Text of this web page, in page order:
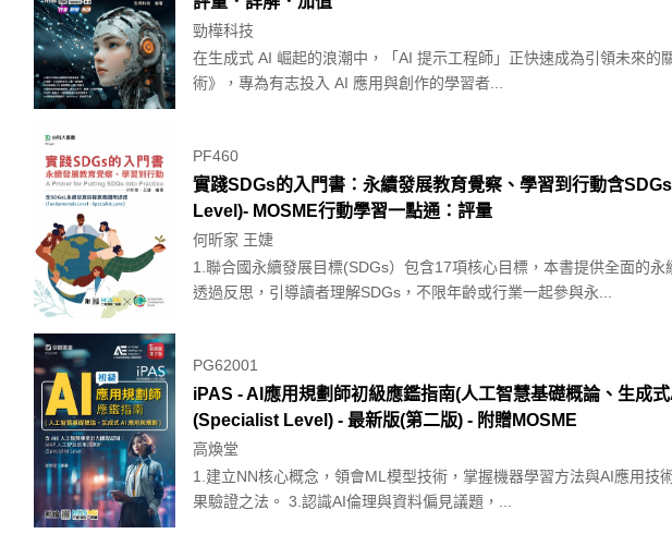
勁樺科技
在生成式 AI 崛起的浪潮中，「AI 提示工程師」正快速成為引領未來
術》，專為有志投入 AI 應用與創作的學習者...
PF460
實踐SDGs的入門書：永續發展教育覺察、學習到行動含
Level)- MOSME行動學習一點通：評量
何昕家 王婕
1.聯合國永續發展目標(SDGs）包含17項核心目標，本書提供全面的
透過反思，引導讀者理解SDGs，不限年齡或行業一起參與永...
PG62001
iPAS - AI應用規劃師初級應鑑指南(人工智慧基礎概論、生成
(Specialist Level) - 最新版(第二版) - 附贈MOSME
高煥堂
1.建立NN核心概念，領會ML模型技術，掌握機器學習方法與AI應用
果驗證之法。 3.認識AI倫理與資料偏見議題，...